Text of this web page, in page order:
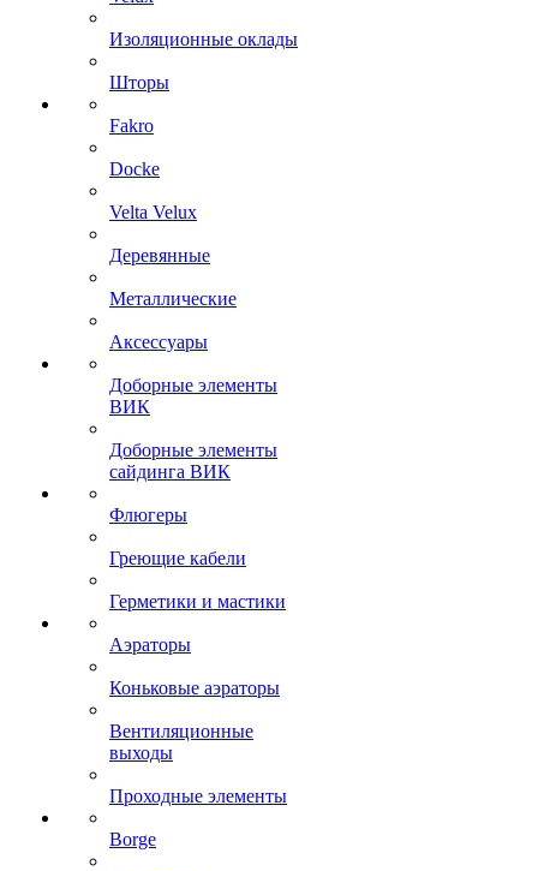
Изоляционные оклады
Шторы
Fakro
Docke
Velta Velux
Деревянные
Металлические
Аксессуары
Доборные элементы
ВИК
Доборные элементы
сайдинга ВИК
Флюгеры
Греющие кабели
Герметики и мастики
Аэраторы
Коньковые аэраторы
Вентиляционные
выходы
Проходные элементы
Borge